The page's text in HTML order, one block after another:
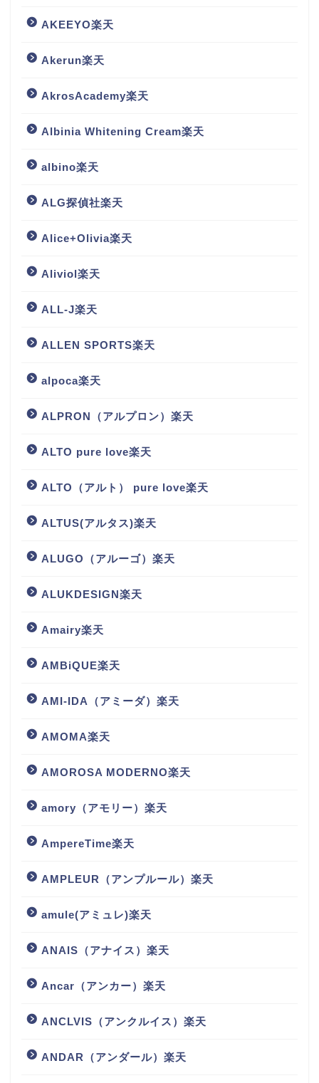
AKEEYO楽天
Akerun楽天
AkrosAcademy楽天
Albinia Whitening Cream楽天
albino楽天
ALG探偵社楽天
Alice+Olivia楽天
Aliviol楽天
ALL-J楽天
ALLEN SPORTS楽天
alpoca楽天
ALPRON（アルプロン）楽天
ALTO pure love楽天
ALTO（アルト） pure love楽天
ALTUS(アルタス)楽天
ALUGO（アルーゴ）楽天
ALUKDESIGN楽天
Amairy楽天
AMBiQUE楽天
AMI-IDA（アミーダ）楽天
AMOMA楽天
AMOROSA MODERNO楽天
amory（アモリー）楽天
AmpereTime楽天
AMPLEUR（アンプルール）楽天
amule(アミュレ)楽天
ANAIS（アナイス）楽天
Ancar（アンカー）楽天
ANCLVIS（アンクルイス）楽天
ANDAR（アンダール）楽天